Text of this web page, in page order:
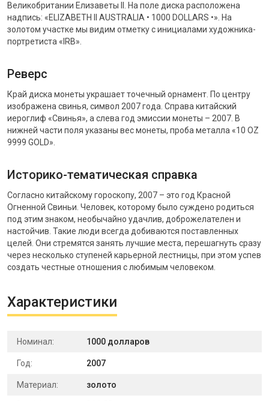
Великобритании Елизаветы II. На поле диска расположена
надпись: «ELIZABETH II AUSTRALIA • 1000 DOLLARS •». На
золотом участке мы видим отметку с инициалами художника-
портретиста «IRB».
Реверс
Край диска монеты украшает точечный орнамент. По центру
изображена свинья, символ 2007 года. Справа китайский
иероглиф «Свинья», а слева год эмиссии монеты – 2007. В
нижней части поля указаны вес монеты, проба металла «10 OZ
9999 GOLD».
Историко-тематическая справка
Согласно китайскому гороскопу, 2007 – это год Красной
Огненной Свиньи. Человек, которому было суждено родиться
под этим знаком, необычайно удачлив, доброжелателен и
настойчив. Такие люди всегда добиваются поставленных
целей. Они стремятся занять лучшие места, перешагнуть сразу
через несколько ступеней карьерной лестницы, при этом успев
создать честные отношения с любимым человеком.
Характеристики
Номинал: 1000 долларов
Год: 2007
Материал: золото